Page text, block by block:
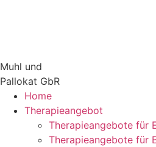
Muhl und
Pallokat GbR
Home
Therapieangebot
Therapieangebote für
Therapieangebote für